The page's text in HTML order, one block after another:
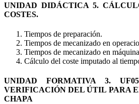
UNIDAD DIDÁCTICA 5.
COSTES.
Tiempos de preparación.
Tiempos de mecanizado en
Tiempos de mecanizado en
Cálculo del coste imputado al
UNIDAD FORMATIVA 3.
VERIFICACIÓN DEL ÚTIL PARA
CHAPA